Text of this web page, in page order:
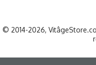
© 2014-2026,